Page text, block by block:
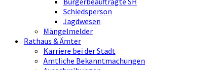
Schiedsperson
Jagdwesen
Mängelmelder
Rathaus & Ämter
Karriere bei der Stadt
Amtliche Bekanntmachungen